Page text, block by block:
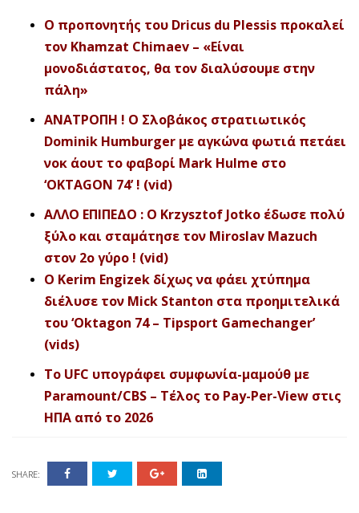
Ο προπονητής του Dricus du Plessis προκαλεί
τον Khamzat Chimaev – «Είναι
μονοδιάστατος, θα τον διαλύσουμε στην
πάλη»
ΑΝΑΤΡΟΠΗ ! Ο Σλοβάκος στρατιωτικός
Dominik Humburger με αγκώνα φωτιά πετάει
νοκ άουτ το φαβορί Mark Hulme στο
‘OKTAGON 74’ ! (vid)
ΑΛΛΟ ΕΠΙΠΕΔΟ : Ο Krzysztof Jotko έδωσε πολύ
ξύλο και σταμάτησε τον Miroslav Mazuch
στον 2ο γύρο ! (vid)
O Kerim Engizek δίχως να φάει χτύπημα
διέλυσε τον Mick Stanton στα προημιτελικά
του ‘Oktagon 74 – Tipsport Gamechanger’
(vids)
Το UFC υπογράφει συμφωνία-μαμούθ με
Paramount/CBS – Τέλος το Pay-Per-View στις
ΗΠΑ από το 2026
SHARE: